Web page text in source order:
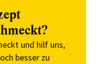
und hilf uns,
besser zu